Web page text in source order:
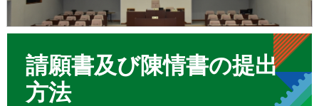
請願書及び陳情書の提出
方法